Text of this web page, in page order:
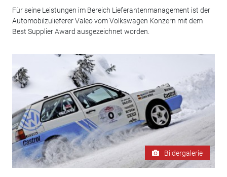
Für seine Leistungen im Bereich Lieferantenmanagement ist der
Automobilzulieferer Valeo vom Volkswagen Konzern mit dem
Best Supplier Award ausgezeichnet worden.
Bildergalerie